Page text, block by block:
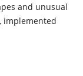
and unusual
implemented